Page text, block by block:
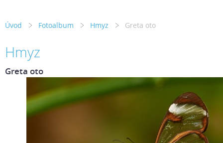
Úvod Fotoalbum Hmyz Greta oto
Hmyz
Greta oto